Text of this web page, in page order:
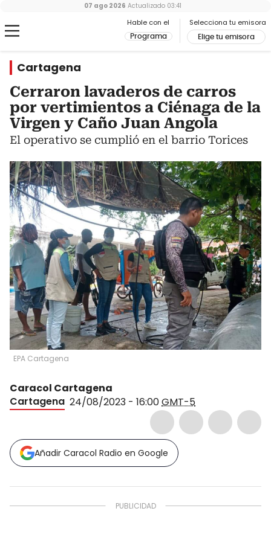
Hable con el
Programa
Selecciona tu emisora
Elige tu emisora
07 ago 2026 Actualizado 03:41
Cartagena
Cerraron lavaderos de carros
por vertimientos a Ciénaga de la
Virgen y Caño Juan Angola
El operativo se cumplió en el barrio Torices
EPA Cartagena
Caracol Cartagena
Cartagena 24/08/2023 - 16:00GMT-5
Añadir Caracol Radio en Google